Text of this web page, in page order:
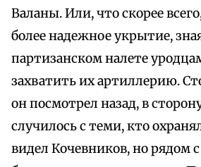
Валаны. Или, что скорее
более надежное укрытие,
партизанском налете
захватить их артиллерию.
он посмотрел назад, в
случилось с теми, кто
видел Кочевников, но рядом